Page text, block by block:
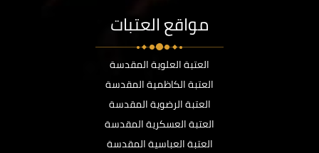
مواقع العتبات
العتبة العلوية المقدسة
العتبة الكاظمية المقدسة
العتبة الرضوية المقدسة
العتبة العسكرية المقدسة
العتبة العباسية المقدسة